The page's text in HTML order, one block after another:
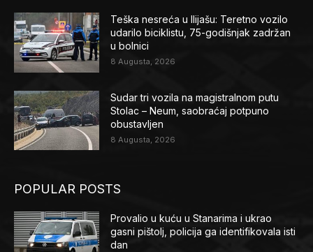
Teška nesreća u Ilijašu: Teretno vozilo
udarilo biciklistu, 75-godišnjak zadržan
u bolnici
8 Augusta, 2026
Sudar tri vozila na magistralnom putu
Stolac – Neum, saobraćaj potpuno
obustavljen
8 Augusta, 2026
POPULAR POSTS
Provalio u kuću u Stanarima i ukrao
gasni pištolj, policija ga identifikovala isti
dan